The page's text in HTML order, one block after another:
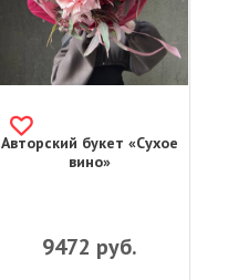
Авторский букет «Сухое
вино»
9472 руб.